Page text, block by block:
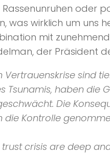
oder
was wirklich um uns
mit
der Präsident
sind
Tsunamis, haben
Die
die Kontrolle
crisis are deep